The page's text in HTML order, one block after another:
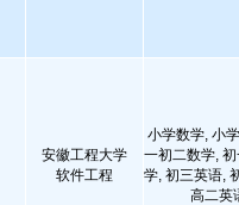
安徽工程大学
软件工程
小学数学, 小
一初二数学,
学, 初三英语,
高二英